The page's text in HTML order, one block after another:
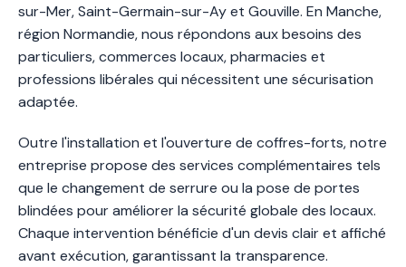
sur-Mer, Saint-Germain-sur-Ay et Gouville. En Manche,
région Normandie, nous répondons aux besoins des
particuliers, commerces locaux, pharmacies et
professions libérales qui nécessitent une sécurisation
adaptée.
Outre l'installation et l'ouverture de coffres-forts, notre
entreprise propose des services complémentaires tels
que le changement de serrure ou la pose de portes
blindées pour améliorer la sécurité globale des locaux.
Chaque intervention bénéficie d'un devis clair et affiché
avant exécution, garantissant la transparence.